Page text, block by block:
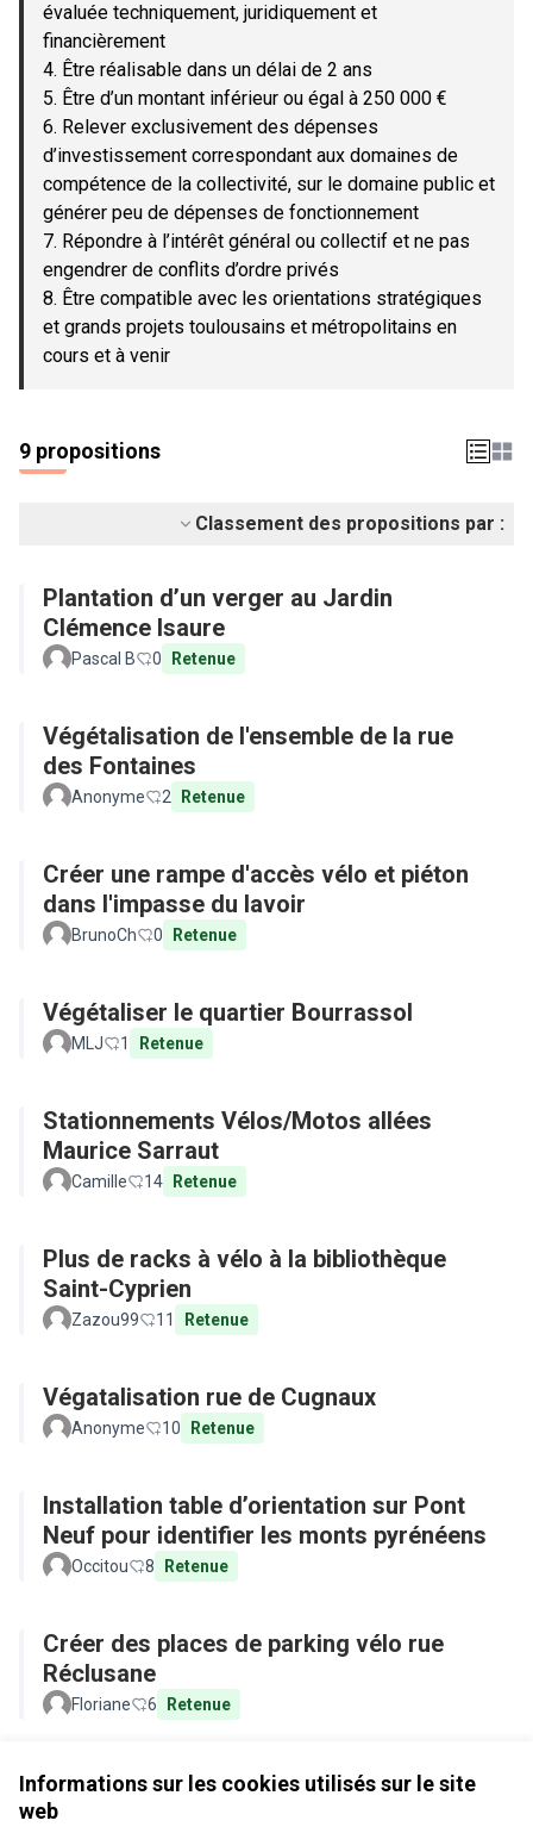
Informations sur les cookies utilisés sur le site
web
évaluée techniquement, juridiquement et
financièrement
4. Être réalisable dans un délai de 2 ans
5. Être d’un montant inférieur ou égal à 250 000 €
6. Relever exclusivement des dépenses
d’investissement correspondant aux domaines de
compétence de la collectivité, sur le domaine public et
générer peu de dépenses de fonctionnement
7. Répondre à l’intérêt général ou collectif et ne pas
engendrer de conflits d’ordre privés
8. Être compatible avec les orientations stratégiques
et grands projets toulousains et métropolitains en
cours et à venir
9 propositions
Classement des propositions par :
Plantation d’un verger au Jardin
Clémence Isaure
Pascal B 0 Retenue
Végétalisation de l'ensemble de la rue
des Fontaines
Anonyme 2 Retenue
Créer une rampe d'accès vélo et piéton
dans l'impasse du lavoir
BrunoCh 0 Retenue
Végétaliser le quartier Bourrassol
MLJ 1 Retenue
Stationnements Vélos/Motos allées
Maurice Sarraut
Camille 14 Retenue
Plus de racks à vélo à la bibliothèque
Saint-Cyprien
Zazou99 11 Retenue
Végatalisation rue de Cugnaux
Anonyme 10 Retenue
Installation table d’orientation sur Pont
Neuf pour identifier les monts pyrénéens
Occitou 8 Retenue
Créer des places de parking vélo rue
Réclusane
Floriane 6 Retenue